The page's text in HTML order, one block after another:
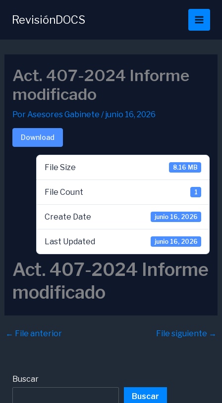
RevisiónDOCS
Act. 407-2024 Informe
modificado
PorAsesores Gabinete /junio 16, 2026
Download
File Size 8.16 MB
File Count 1
Create Date junio 16, 2026
Last Updated junio 16, 2026
Act. 407-2024 Informe
modificado
← File anterior File siguiente →
Buscar
Buscar